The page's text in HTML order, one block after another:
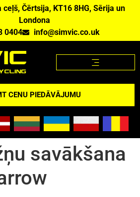
ceļš, Čērtsija, KT16 8HG, Sērija un
Londona
0404
info@simvic.co.uk
CENU PIEDĀVĀJUMU
savākšana